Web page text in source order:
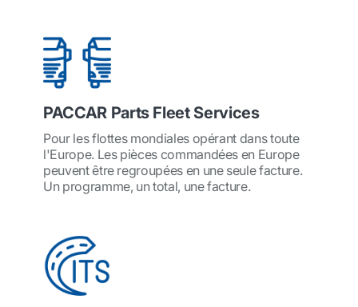
PACCAR Parts Fleet Services
Pour les flottes mondiales opérant dans toute
l'Europe. Les pièces commandées en Europe
peuvent être regroupées en une seule facture.
Un programme, un total, une facture.